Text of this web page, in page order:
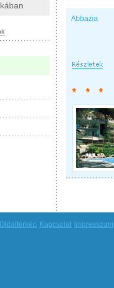
Abbazia
Oldaltérkép Kapcsolat Impresszum